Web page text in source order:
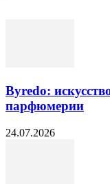
Byredo:
парфюмерии
24.07.2026